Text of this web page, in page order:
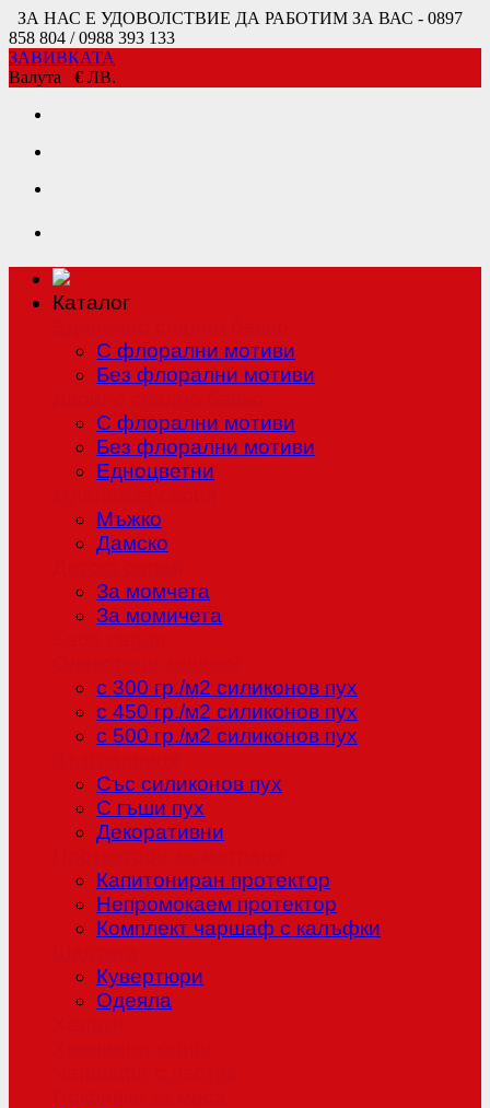
ЗА НАС Е УДОВОЛСТВИЕ ДА РАБОТИМ ЗА ВАС - 0897
858 804 / 0988 393 133
ЗАВИВКАТА
Валута € ЛВ.
Каталог
С флорални мотиви
Без флорални мотиви
С флорални мотиви
Без флорални мотиви
Едноцветни
Мъжко
Дамско
За момчета
За момичета
с 300 гр./м2 силиконов пух
с 450 гр./м2 силиконов пух
с 500 гр./м2 силиконов пух
Със силиконов пух
С гъши пух
Декоративни
Капитониран протектор
Непромокаем протектор
Комплект чаршаф с калъфки
Кувертюри
Одеяла